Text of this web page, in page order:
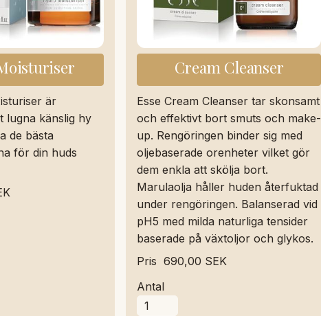
är
lugna känslig hy
de bästa
för din huds
Cream Cleanser
Esse Cream Cleanser tar skonsamt
och effektivt bort smuts och make-
up. Rengöringen binder sig med
oljebaserade orenheter vilket gör
dem enkla att skölja bort.
Marulaolja håller huden återfuktad
under rengöringen. Balanserad vid
pH5 med milda naturliga tensider
baserade på växtoljor och glykos.
Pris 690,00 SEK
Antal